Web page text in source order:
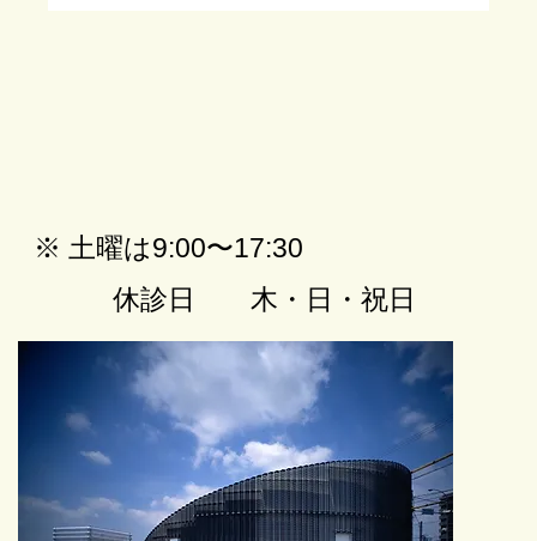
​※ 土曜は9:00〜17:30
​休診日
木・日・祝日